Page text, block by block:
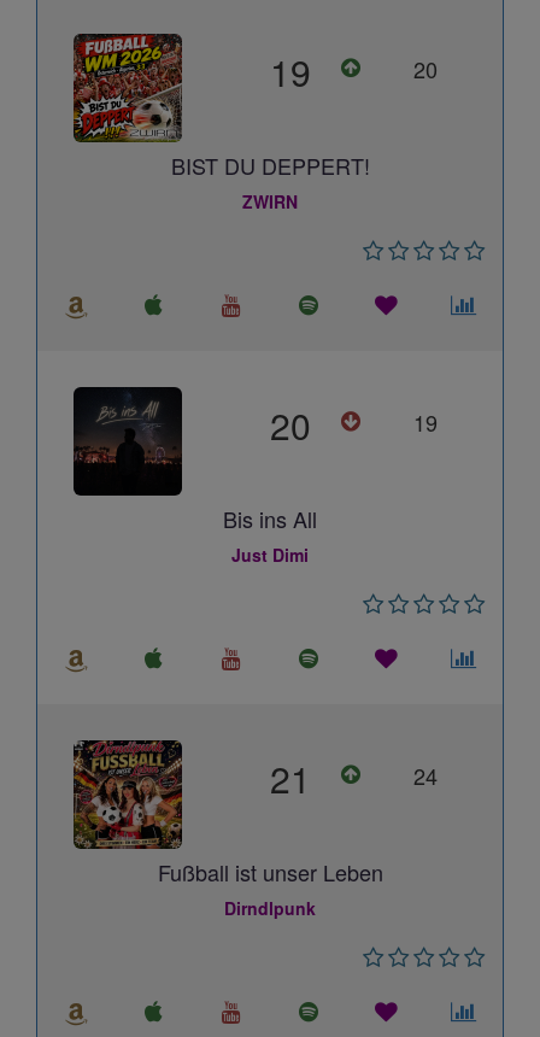
19 20
BIST DU DEPPERT!
ZWIRN
20 19
Bis ins All
Just Dimi
21 24
Fußball ist unser Leben
Dirndlpunk